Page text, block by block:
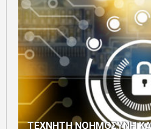
ΤΕΧΝΗΤΗ ΝΟΗΜΟΣΥΝΗ